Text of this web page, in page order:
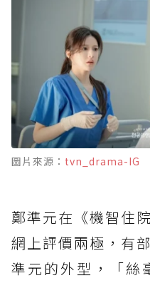
圖片來源： tvn_drama-IG
鄭準元在《機智住
網上評價兩極，有
準元的外型，「絲